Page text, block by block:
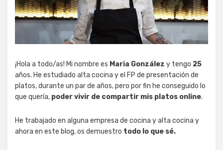
¡Hola a todo/as! Mi nombre es Maria González y tengo 25
años. He estudiado alta cocina y el FP de presentación de
platos, durante un par de años, pero por fin he conseguido lo
que quería, poder vivir de compartir mis platos online.
He trabajado en alguna empresa de cocina y alta cocina y
ahora en este blog, os demuestro todo lo que sé.